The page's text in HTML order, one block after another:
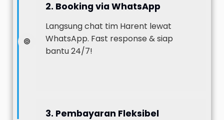
2. Booking via WhatsApp
Langsung chat tim Harent lewat
WhatsApp. Fast response & siap
bantu 24/7!
3. Pembayaran Fleksibel